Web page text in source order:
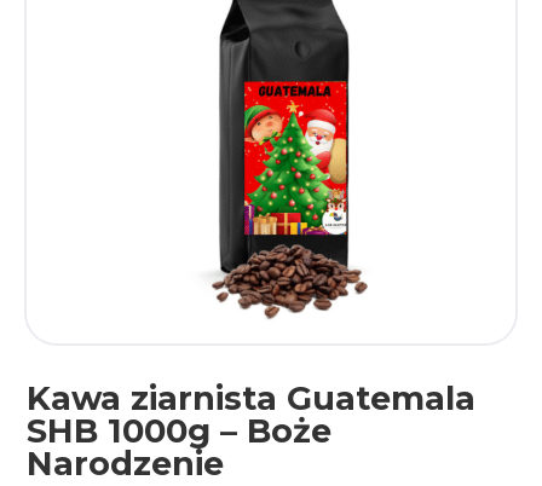
Kawa ziarnista Guatemala
SHB 1000g – Boże
Narodzenie